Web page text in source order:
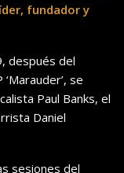
fundador y
después del
se
Paul Banks, el
Daniel
sesiones del